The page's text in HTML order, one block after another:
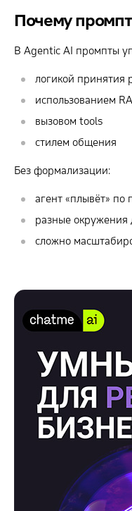
Почему
В Agentic AI промпты
логикой принятия
использованием
вызовом tools
стилем общения
Без формализации:
агент «плывёт» по
разные окружения
сложно